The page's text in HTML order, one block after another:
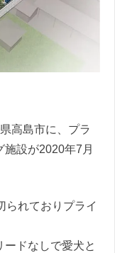
高島市に、プラ
設が2020年7月
られておりプライ
ードなしで愛犬と